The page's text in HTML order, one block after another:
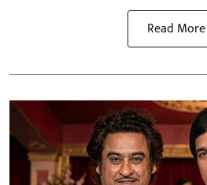
Read More